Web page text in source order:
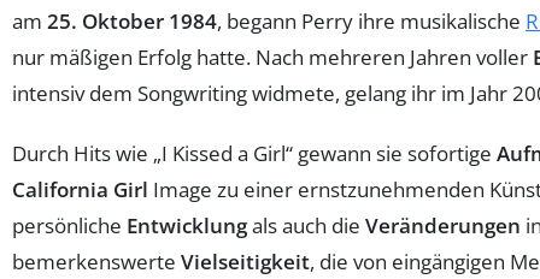
am 25. Oktober 1984, begann Perry ihre musikalische
nur mäßigen Erfolg hatte. Nach mehreren Jahren voller
intensiv dem Songwriting widmete, gelang ihr im Jahr
Durch Hits wie „I Kissed a Girl“ gewann sie sofortige
California Girl Image zu einer ernstzunehmenden
persönliche Entwicklungals auch die Veränderungen
bemerkenswerte Vielseitigkeit, die von eingängigen